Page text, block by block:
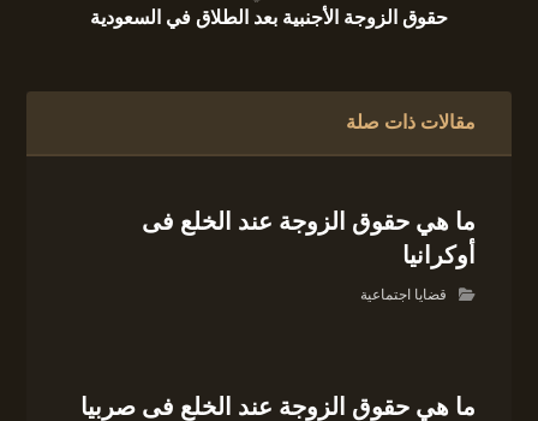
حقوق الزوجة الأجنبية بعد الطلاق في السعودية
مقالات ذات صلة
ما هي حقوق الزوجة عند الخلع فى
أوكرانيا
قضايا اجتماعية
ما هي حقوق الزوجة عند الخلع فى صربيا